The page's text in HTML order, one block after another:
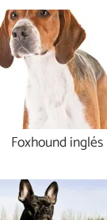
Foxhound inglés